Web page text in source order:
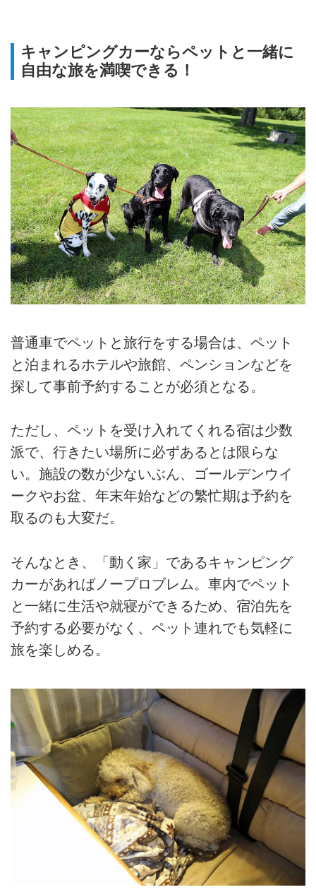
キャンピングカーならペットと一緒に
自由な旅を満喫できる！
普通車でペットと旅行をする場合は、ペット
と泊まれるホテルや旅館、ペンションなどを
探して事前予約することが必須となる。
ただし、ペットを受け入れてくれる宿は少数
派で、行きたい場所に必ずあるとは限らな
い。施設の数が少ないぶん、ゴールデンウイ
ークやお盆、年末年始などの繁忙期は予約を
取るのも大変だ。
そんなとき、「動く家」であるキャンピング
カーがあればノープロブレム。車内でペット
と一緒に生活や就寝ができるため、宿泊先を
予約する必要がなく、ペット連れでも気軽に
旅を楽しめる。